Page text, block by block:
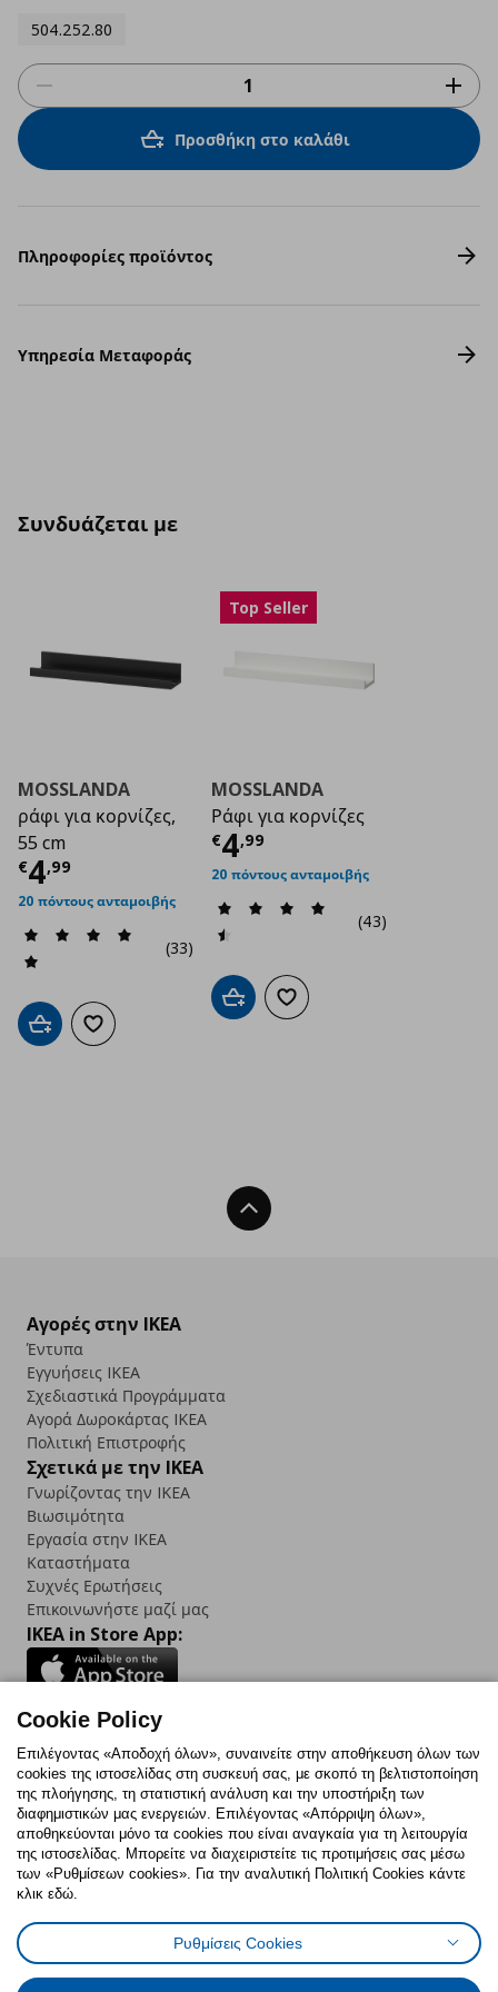
504.252.80
Προσθήκη στο καλάθι
Πληροφορίες προϊόντος
Υπηρεσία Μεταφοράς
Συνδυάζεται με
MOSSLANDA
ράφι για κορνίζες,
55 cm
€4,99
Τρέχουσα τιμή€ 4,99
20 πόντους ανταμοιβής
(33)
Προσθήκη στο καλάθι
Προσθήκη στα αγαπημένα
Top Seller
MOSSLANDA
Ράφι για κορνίζες
€4,99
Τρέχουσα τιμή
20 πόντους ανταμοιβής
(43)
Προσθήκη στο καλάθι
Προσθήκη στα αγαπημένα
Back To Top
Αγορές στην IKEA
Έντυπα
Εγγυήσεις IKEA
Σχεδιαστικά Προγράμματα
Αγορά Δωρoκάρτας IKEA
Πολιτική Επιστροφής
Σχετικά με την IKEA
Γνωρίζοντας την IKEA
Βιωσιμότητα
Εργασία στην IKEA
Καταστήματα
Συχνές Ερωτήσεις
Επικοινωνήστε μαζί μας
IKEA in Store App:
Follow us:
FacebookInstagram
TikTokYoutubePinterestTwitter
Πολιτική CookiesΔήλωση ψηφιακής προσβασιμότητας
Ρυθμίσεις cookiesΌροι Χρήσης
Γενική Πολιτική Προσωπικών Δεδομένων
Cookie Policy
Επιλέγοντας «Αποδοχή όλων», συναινείτε στην αποθήκευση όλων των
cookies της ιστοσελίδας στη συσκευή σας, με σκοπό τη βελτιστοποίηση
της πλοήγησης, τη στατιστική ανάλυση και την υποστήριξη των
διαφημιστικών μας ενεργειών. Επιλέγοντας «Απόρριψη όλων»,
αποθηκεύονται μόνο τα cookies που είναι αναγκαία για τη λειτουργία
της ιστοσελίδας. Μπορείτε να διαχειριστείτε τις προτιμήσεις σας μέσω
των «Ρυθμίσεων cookies». Για την αναλυτική Πολιτική Cookies κάντε
κλικ εδώ.
Ρυθμίσεις Cookies